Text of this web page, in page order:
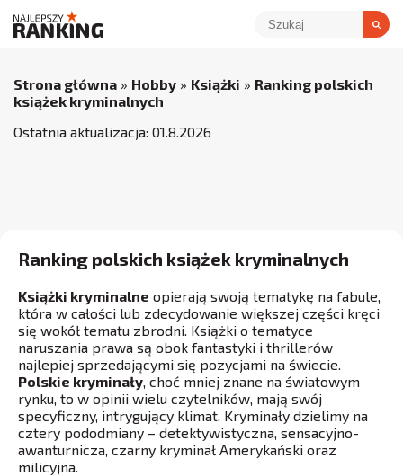
Strona główna » Hobby » Książki » Ranking polskich
książek kryminalnych
Ostatnia aktualizacja: 01.8.2026
Ranking polskich książek kryminalnych
Książki kryminalne opierają swoją tematykę na fabule,
która w całości lub zdecydowanie większej części kręci
się wokół tematu zbrodni. Książki o tematyce
naruszania prawa są obok fantastyki i thrillerów
najlepiej sprzedającymi się pozycjami na świecie.
Polskie kryminały, choć mniej znane na światowym
rynku, to w opinii wielu czytelników, mają swój
specyficzny, intrygujący klimat. Kryminały dzielimy na
cztery pododmiany – detektywistyczna, sensacyjno-
awanturnicza, czarny kryminał Amerykański oraz
milicyjna.